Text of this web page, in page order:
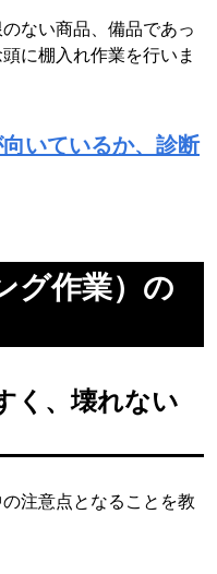
ない商品、備品であっ
に棚入れ作業を行いま
いているか、診断
グ作業）の
く、壊れない
注意点となることを教